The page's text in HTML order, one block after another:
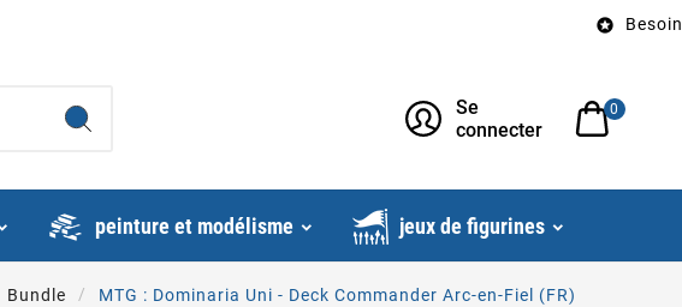
Besoin
Se
connecter
0
peinture et modélisme jeux de figurines
Bundle MTG : Dominaria Uni - Deck Commander Arc-en-Fiel (FR)